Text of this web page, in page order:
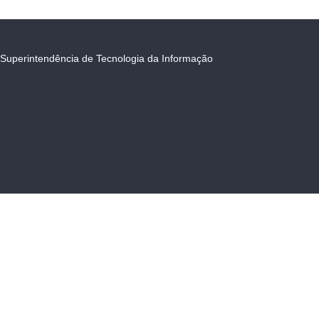
Superintendência de Tecnologia da Informação